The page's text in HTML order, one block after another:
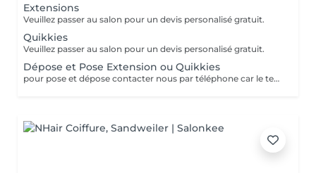
Extensions
Veuillez passer au salon pour un devis personalisé gratuit.
Quikkies
Veuillez passer au salon pour un devis personalisé gratuit.
Dépose et Pose Extension ou Quikkies
pour pose et dépose contacter nous par téléphone car le temps peut varier